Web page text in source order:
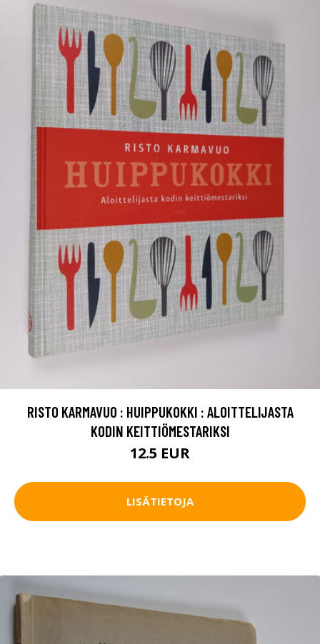
RISTO KARMAVUO : HUIPPUKOKKI : ALOITTELIJASTA
KODIN KEITTIÖMESTARIKSI
12.5 EUR
LISÄTIETOJA